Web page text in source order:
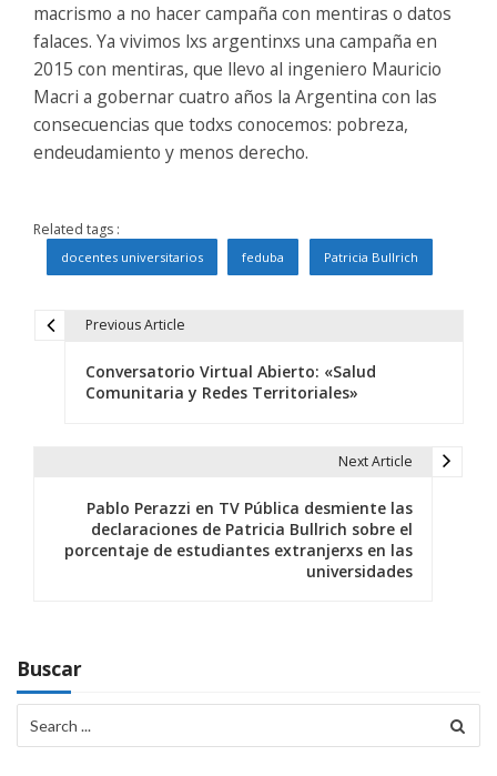
macrismo a no hacer campaña con mentiras o datos
falaces. Ya vivimos lxs argentinxs una campaña en
2015 con mentiras, que llevo al ingeniero Mauricio
Macri a gobernar cuatro años la Argentina con las
consecuencias que todxs conocemos: pobreza,
endeudamiento y menos derecho.
Related tags :
docentes universitarios feduba Patricia Bullrich
ó
n
d
Previous Article
Conversatorio Virtual Abierto: «Salud
Comunitaria y Redes Territoriales»
Next Article
Pablo Perazzi en TV Pública desmiente las
declaraciones de Patricia Bullrich sobre el
porcentaje de estudiantes extranjerxs en las
universidades
Buscar
for: